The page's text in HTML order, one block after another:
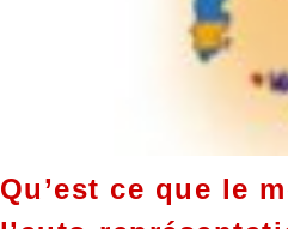
Qu’est ce que le